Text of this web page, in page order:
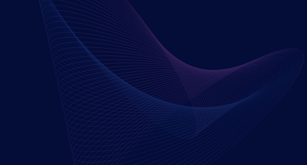
Управление элекстрическим и водяным
нагревом.
ветниляцией с подготовкой воздуха в
летний и зимний период.
Электрический нагрев как с плавным
регулированием, так и со ступенчатым.
Простое подключение к
производственной системе SCADA